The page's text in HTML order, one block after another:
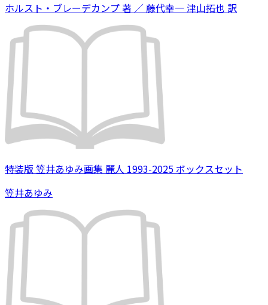
ホルスト・ブレーデカンプ 著 ／ 藤代幸一 津山拓也 訳
特装版 笠井あゆみ画集 麗人 1993-2025 ボックスセット
笠井あゆみ